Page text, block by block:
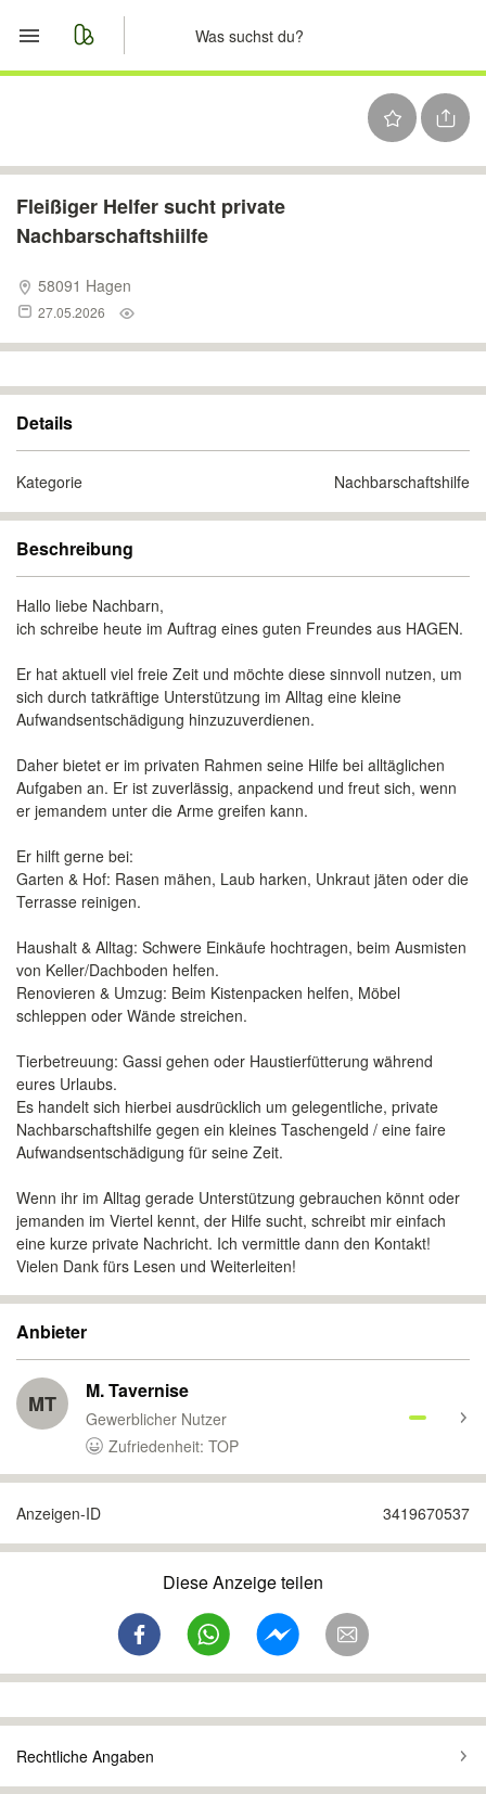
Nachrichten
Fleißiger Helfer sucht private
Nachbarschaftshiilfe
58091 Hagen
27.05.2026
Details
Kategorie Nachbarschaftshilfe
Beschreibung
​Hallo liebe Nachbarn,
​ich schreibe heute im Auftrag eines guten Freundes aus HAGEN.
Er hat aktuell viel freie Zeit und möchte diese sinnvoll nutzen, um
sich durch tatkräftige Unterstützung im Alltag eine kleine
Aufwandsentschädigung hinzuzuverdienen.
​Daher bietet er im privaten Rahmen seine Hilfe bei alltäglichen
Aufgaben an. Er ist zuverlässig, anpackend und freut sich, wenn
er jemandem unter die Arme greifen kann.
​Er hilft gerne bei:
​Garten & Hof: Rasen mähen, Laub harken, Unkraut jäten oder die
Terrasse reinigen.
​Haushalt & Alltag: Schwere Einkäufe hochtragen, beim Ausmisten
von Keller/Dachboden helfen.
​Renovieren & Umzug: Beim Kistenpacken helfen, Möbel
schleppen oder Wände streichen.
​Tierbetreuung: Gassi gehen oder Haustierfütterung während
eures Urlaubs.
​Es handelt sich hierbei ausdrücklich um gelegentliche, private
Nachbarschaftshilfe gegen ein kleines Taschengeld / eine faire
Aufwandsentschädigung für seine Zeit.
​Wenn ihr im Alltag gerade Unterstützung gebrauchen könnt oder
jemanden im Viertel kennt, der Hilfe sucht, schreibt mir einfach
eine kurze private Nachricht. Ich vermittle dann den Kontakt!
​Vielen Dank fürs Lesen und Weiterleiten!
Anbieter
MT M. Tavernise
Gewerblicher Nutzer
Zufriedenheit: TOP
Anzeigen-ID 3419670537
Diese Anzeige teilen
Rechtliche Angaben